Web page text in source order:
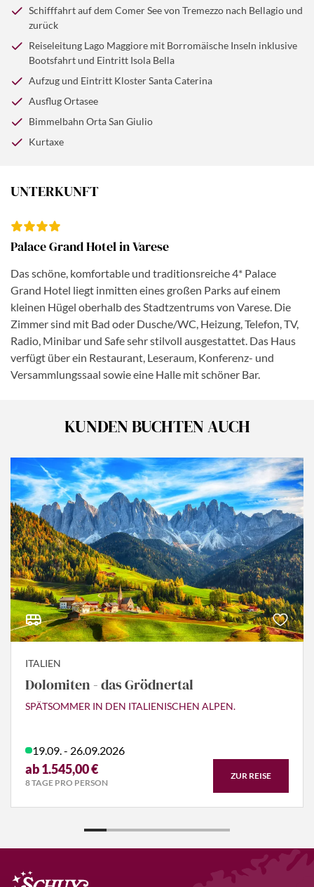
Boot bis Tremezzo und Rückfahrt zum Hotel.
Lago Maggiore. Schon vom Boot aus eröffnen sich dem
Besucher spektakuläre Ausblicke auf das Kloster,
dessen Gebäude aus dem 13. bis 18. Jahrhundert
stammen. Und immer wieder eröffnen sich
atemberaubende Ausblicke auf den See und die
schweizerischen Berge! Nach diesen unvergesslichen
Eindrücken geht es zurück ins Hotel.
historischen Ortskern bis zur Piazza Motta, wo sich der
Blick auf die märchenhafte Insel San Giulio öffnet. Über
wieder zurück in Richtung Varese. Nach einem kurzen
Schifffahrt auf dem Comer See von Tremezzo nach Bellagio und
zurück
Reiseleitung Lago Maggiore mit Borromäische Inseln inklusive
Bootsfahrt und Eintritt Isola Bella
Aufzug und Eintritt Kloster Santa Caterina
Ausflug Ortasee
Bimmelbahn Orta San Giulio
Kurtaxe
UNTERKUNFT
Palace Grand Hotel in Varese
Das schöne, komfortable und traditionsreiche 4* Palace
Grand Hotel liegt inmitten eines großen Parks auf einem
kleinen Hügel oberhalb des Stadtzentrums von Varese. Die
Zimmer sind mit Bad oder Dusche/WC, Heizung, Telefon, TV,
Radio, Minibar und Safe sehr stilvoll ausgestattet. Das Haus
verfügt über ein Restaurant, Leseraum, Konferenz- und
Versammlungssaal sowie eine Halle mit schöner Bar.
KUNDEN BUCHTEN AUCH
ITALIEN
Dolomiten - das Grödnertal
SPÄTSOMMER IN DEN ITALIENISCHEN ALPEN.
19.09. - 26.09.2026
ab 1.545,00 €
8 TAGE PRO PERSON
ZUR REISE